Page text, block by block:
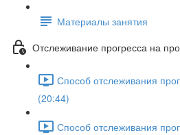
Материалы занятия
Отслеживание прогресса на
Способ отслеживания
(20:44)
Способ отслеживания